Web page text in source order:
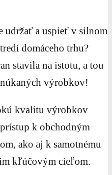
udržať a uspieť v silnom
domáceho trhu?
stavila na istotu, a tou
výrobkov!
kvalitu výrobkov
k obchodným
ako aj k samotnému
kľúčovým cieľom.